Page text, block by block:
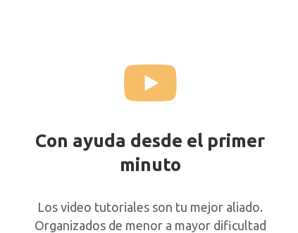
Con ayuda desde el primer
minuto
Los video tutoriales son tu mejor aliado.
Organizados de menor a mayor dificultad